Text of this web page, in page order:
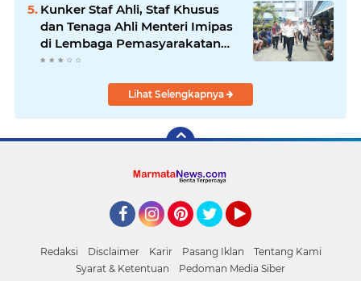
Kunker Staf Ahli, Staf Khusus
dan Tenaga Ahli Menteri Imipas
di Lembaga Pemasyarakatan
Kelas I Medan: Pelayanan Prima
Lihat Selengkapnya
Redaksi Disclaimer Karir Pasang Iklan
Tentang Kami
Syarat & Ketentuan
Pedoman Media Siber